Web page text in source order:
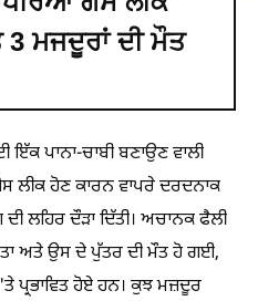
ਮਜਦੂਰਾਂ ਦੀ ਮੌਤ
ਇੱਕ ਪਾਨਾ-ਚਾਬੀ ਬਣਾਉਣ ਵਾਲੀ
ਲੀਕ ਹੋਣ ਕਾਰਨ ਵਾਪਰੇ ਦਰਦਨਾਕ
ਲਹਿਰ ਦੌੜਾ ਦਿੱਤੀ। ਅਚਾਨਕ ਫੈਲੀ
ਅਤੇ ਉਸ ਦੇ ਪੁੱਤਰ ਦੀ ਮੌਤ ਹੋ ਗਈ,
ਹੋਏ ਹਨ। ਕੁਝ ਮਜ਼ਦੂਰ